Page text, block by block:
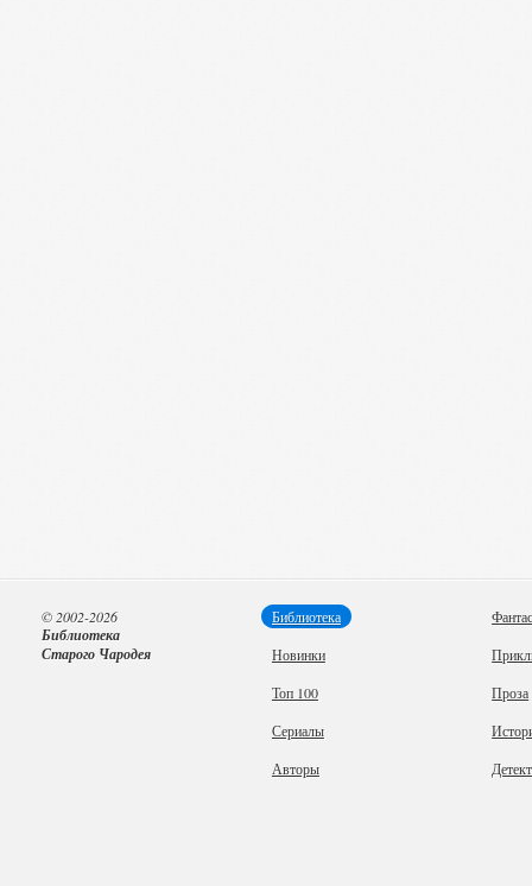
Библиотека
Новинки
Топ 100
Сериалы
Авторы
Проза
© 2002-2026
Библиотека
Старого Чародея